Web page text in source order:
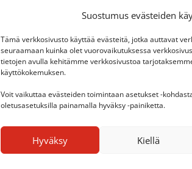
Suostumus evästeiden
Tämä verkkosivusto käyttää evästeitä, jotka auttavat
seuraamaan kuinka olet vuorovaikutuksessa
tietojen avulla kehitämme verkkosivustoa
käyttökokemuksen.
Voit vaikuttaa evästeiden toimintaan asetukset -
oletusasetuksilla painamalla hyväksy -painiketta.
Hyväksy Kiellä